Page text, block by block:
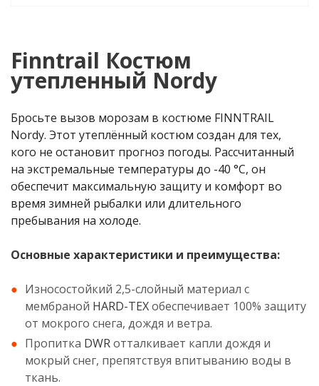
Finntrail Костюм
утепленный Nordy
Бросьте вызов морозам в костюме FINNTRAIL
Nordy. Этот утеплённый костюм создан для тех,
кого не остановит прогноз погоды. Рассчитанный
на экстремальные температуры до -40 °С, он
обеспечит максимальную защиту и комфорт во
время зимней рыбалки или длительного
пребывания на холоде.
Основные характеристики и преимущества:
Износостойкий 2,5-слойный материал с
мембраной HARD-TEXобеспечивает 100% защиту
от мокрого снега, дождя и ветра.
Пропитка DWRотталкивает капли дождя и
мокрый снег, препятствуя впитыванию воды в
ткань.